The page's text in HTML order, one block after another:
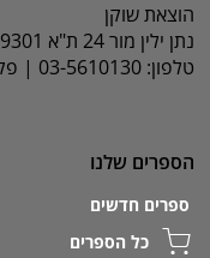
הוצאת שוקן
נתן ילין מור 24 ת"א 6109301 ת.ד: 9408
טלפון: 03-5610130 | פקס: 03-5622668
הספרים שלנו
ספרים חדשים
כל הספרים